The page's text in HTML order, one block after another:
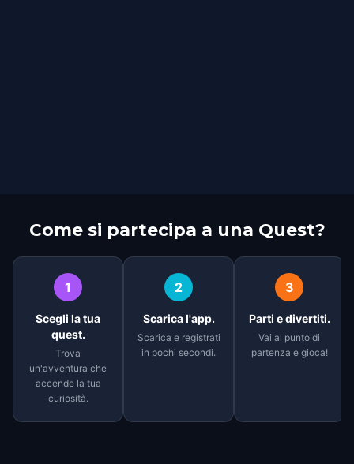
Come si partecipa a una Quest?
1
Scegli la tua
quest.
Trova
un'avventura che
accende la tua
curiosità.
2
Scarica l'app.
Scarica e registrati
in pochi secondi.
3
Parti e divertiti.
Vai al punto di
partenza e gioca!